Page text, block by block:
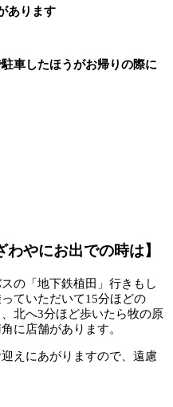
あります
車したほうがお帰りの際に
わやにお出での時は】
の「地下鉄植田」行きもし
ていただいて15分ほどの
北へ3分ほど歩いたら牧の原
に店舗があります。
えにあがりますので、遠慮